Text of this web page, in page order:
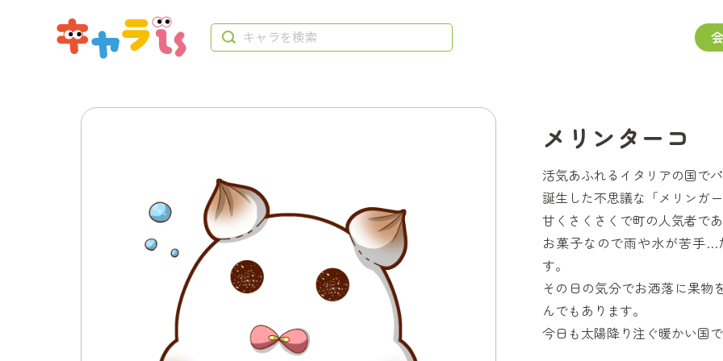
メリンターコ
活気あふれるイタリアの国で
誕生した不思議な「メリンガ
甘くさくさくで町の人気者で
お菓子なので雨や水が苦手
す。
その日の気分でお洒落に果物
んでもあります。
今日も太陽降り注ぐ暖かい国